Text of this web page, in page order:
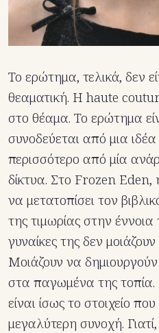
Το ερώτημα, τελικά, δεν
θεαματική. Η haute
στο θέαμα. Το ερώτημα
συνοδεύεται από μια
περισσότερο από μία
δίκτυα. Στο Frozen Eden,
να μετατοπίσει τον
της τιμωρίας στην έννοια
γυναίκες της δεν
Μοιάζουν να
στα παγωμένα της
είναι ίσως το στοιχείο
μεγαλύτερη συνοχή.